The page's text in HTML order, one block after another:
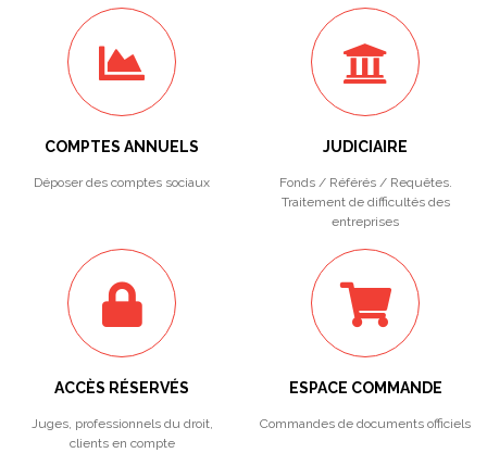
COMPTES ANNUELS
Déposer des comptes sociaux
JUDICIAIRE
Fonds / Référés / Requêtes.
Traitement de difficultés des
entreprises
ACCÈS RÉSERVÉS
Juges, professionnels du droit,
clients en compte
ESPACE COMMANDE
Commandes de documents officiels